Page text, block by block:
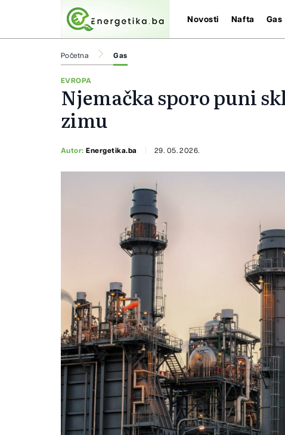
Novosti Nafta Gas
Početna Gas
EVROPA
Njemačka sporo puni
zimu
Autor:Energetika.ba 29. 05. 2026.